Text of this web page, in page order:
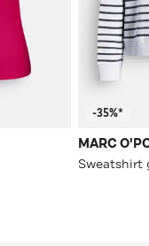
-35%*
MARC
Sweatshirt